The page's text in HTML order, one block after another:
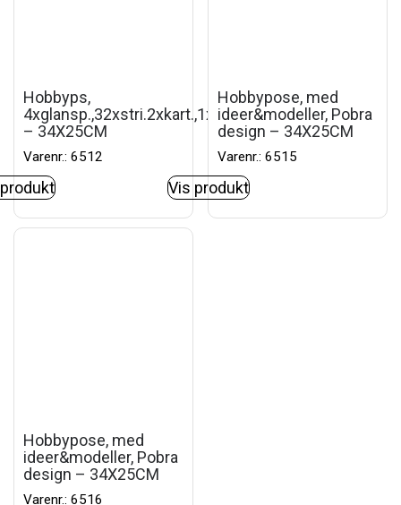
Hobbyps,
4xglansp.,32xstri.2xkart.,1xkravn.
– 34X25CM
Varenr.: 6512
Hobbypose, med
ideer&modeller, Pobra
design – 34X25CM
Varenr.: 6515
Vis produkt
Hobbypose, med
ideer&modeller, Pobra
design – 34X25CM
Varenr.: 6516